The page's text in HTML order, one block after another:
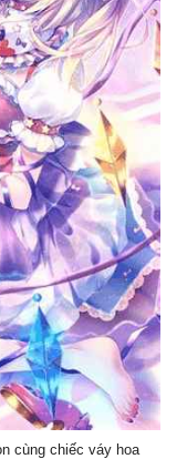
cùng chiếc váy hoa